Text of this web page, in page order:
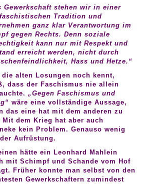
Gewerkschaft stehen wir in einer
Tradition und
ganz klar Verantwortung im
gegen Rechts. Denn soziale
kann nur mit Respekt und
erreicht werden, nicht durch
Hass und Hetze.“
die alten Losungen noch kennt,
dass der Faschismus nie allein
„Gegen Faschismus und
wäre eine vollständige Aussage,
das eine hat mit dem anderen zu
Mit dem Krieg hat aber auch
kein Problem. Genauso wenig
Aufrüstung.
hätte ein Leonhard Mahlein
mit Schimpf und Schande vom Hof
Früher konnte man selbst von den
Gewerkschaftern zumindest